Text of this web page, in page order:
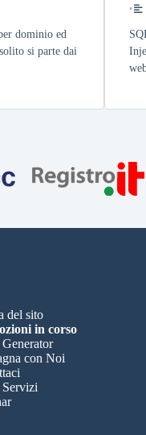
dominio ed
si parte dai
•
del sito
in corso
con Noi
Servizi